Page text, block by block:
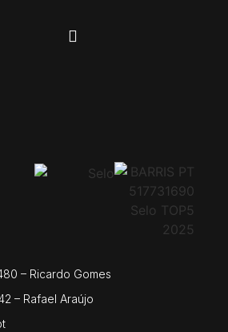
– Ricardo Gomes
– Rafael Araújo